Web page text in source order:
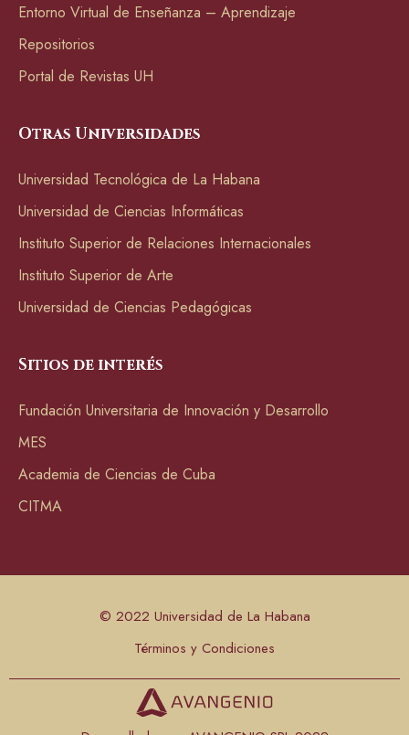
Entorno Virtual de Enseñanza – Aprendizaje
Repositorios
Portal de Revistas UH
Otras Universidades
Universidad Tecnológica de La Habana
Universidad de Ciencias Informáticas
Instituto Superior de Relaciones Internacionales
Instituto Superior de Arte
Universidad de Ciencias Pedagógicas
Sitios de interés
Fundación Universitaria de Innovación y Desarrollo
MES
Academia de Ciencias de Cuba
CITMA
© 2022 Universidad de La Habana
Términos y Condiciones